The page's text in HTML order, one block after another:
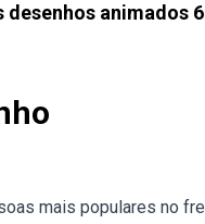
desenhos animados
mais populares no